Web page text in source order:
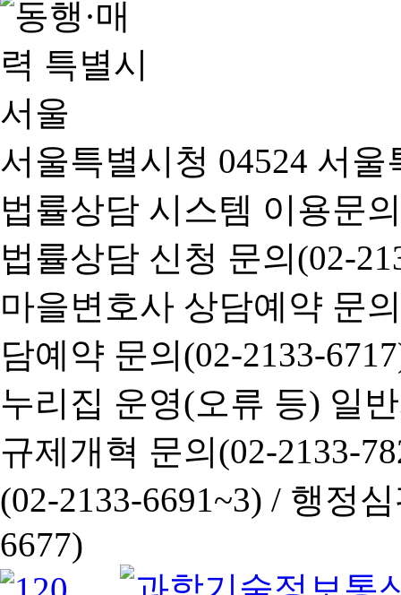
서울특별시청 04524 서
법률상담 시스템 이용문
법률상담 신청 문의(02-
마을변호사 상담예약 문
담예약 문의(02-2133-
누리집 운영(오류 등) 일
규제개혁 문의(02-2133-
(02-2133-6691~3) / 행정심
6677)